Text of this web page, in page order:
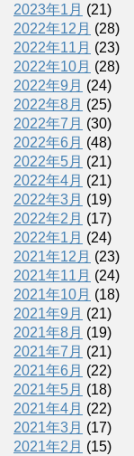
2023年1月 (21)
2022年12月 (28)
2022年11月 (23)
2022年10月 (28)
2022年9月 (24)
2022年8月 (25)
2022年7月 (30)
2022年6月 (48)
2022年5月 (21)
2022年4月 (21)
2022年3月 (19)
2022年2月 (17)
2022年1月 (24)
2021年12月 (23)
2021年11月 (24)
2021年10月 (18)
2021年9月 (21)
2021年8月 (19)
2021年7月 (21)
2021年6月 (22)
2021年5月 (18)
2021年4月 (22)
2021年3月 (17)
2021年2月 (15)